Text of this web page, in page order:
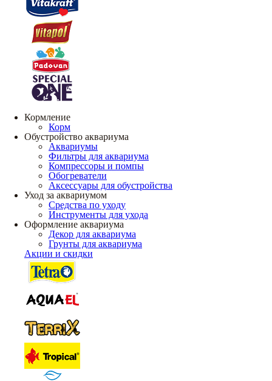
Кормление
Корм
Обустройство аквариума
Аквариумы
Фильтры для аквариума
Компрессоры и помпы
Обогреватели
Аксессуары для обустройства
Уход за аквариумом
Средства по уходу
Инструменты для ухода
Оформление аквариума
Декор для аквариума
Грунты для аквариума
Акции и скидки